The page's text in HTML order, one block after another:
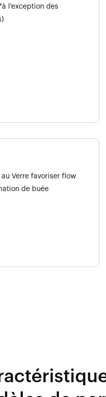
l'exception des
Verre favoriser flow
de buée